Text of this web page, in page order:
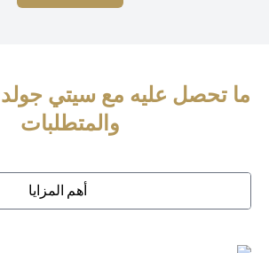
ما تحصل عليه مع سيتي جولد:
والمتطلبات
أهم المزايا